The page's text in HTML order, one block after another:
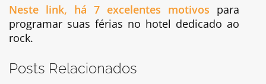
Neste link, há 7 excelentes motivos para
programar suas férias no hotel dedicado ao
rock.
Posts Relacionados